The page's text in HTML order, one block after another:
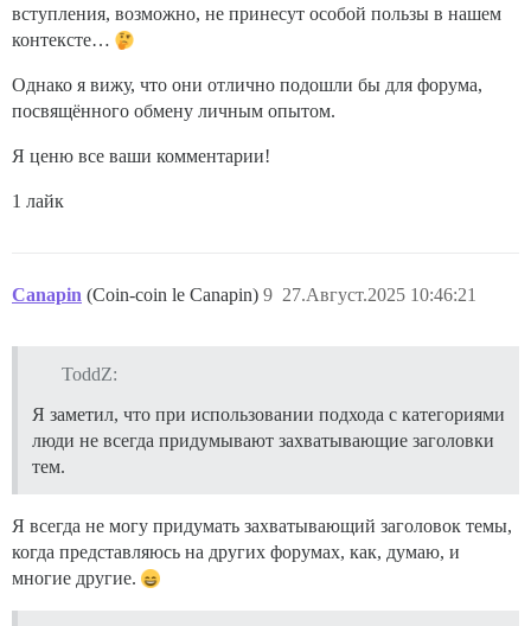
вступления, возможно, не принесут особой пользы в нашем
контексте…
Однако я вижу, что они отлично подошли бы для форума,
посвящённого обмену личным опытом.
Я ценю все ваши комментарии!
1 лайк
Canapin (Coin-coin le Canapin) 27.Август.2025 10:46:21
9
ToddZ:
Я заметил, что при использовании подхода с категориями
люди не всегда придумывают захватывающие заголовки
тем.
Я всегда не могу придумать захватывающий заголовок темы,
когда представляюсь на других форумах, как, думаю, и
многие другие.